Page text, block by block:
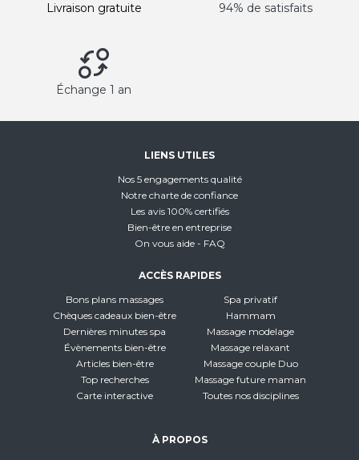
Livraison gratuite 94% de satisfaits
Échange 1 an
LIENS UTILES
Nos 5 engagements qualité
Notre charte de confiance
Les avis 100% certifiés
Bien-être en entreprise
On vous aide - FAQ
ACCÈS RAPIDES
Bons plans massages
Chèques cadeaux bien-être
Dernières minutes spa
Évènements bien-être
Articles bien-être
Top recherches
Carte interactive
Spa privatif
Hammam
Massage modelage
Massage relaxant
Massage couple Duo
Massage future maman
Toutes nos disciplines
À PROPOS